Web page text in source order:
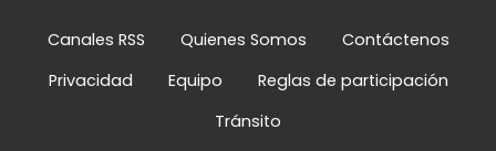
Canales RSS Quienes Somos
Contáctenos
Privacidad
Equipo
Reglas de participación
Tránsito